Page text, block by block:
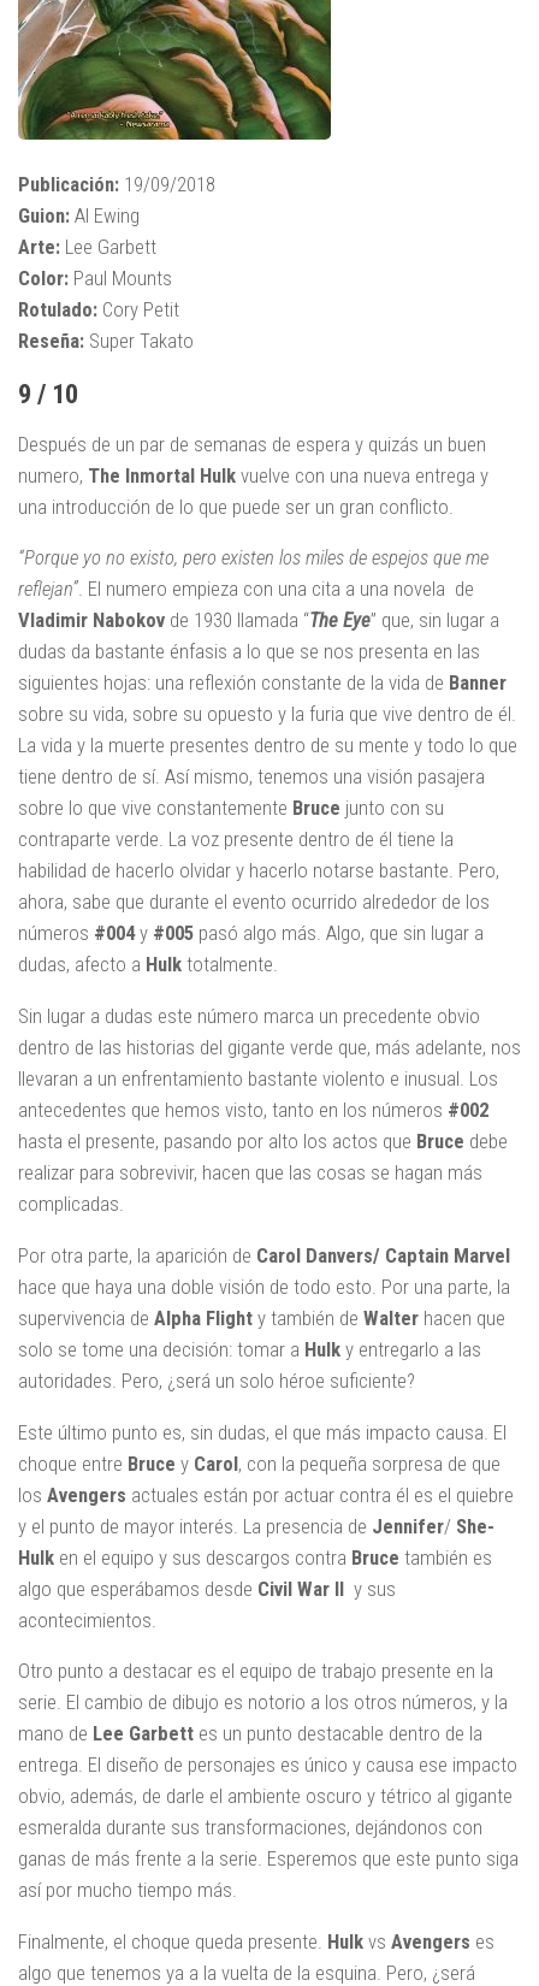
Publicación: 19/09/2018
Guion: Al Ewing
Arte: Lee Garbett
Color: Paul Mounts
Rotulado: Cory Petit
Reseña: Super Takato
9 / 10
Después de un par de semanas de espera y quizás un buen
numero, The Inmortal Hulk vuelve con una nueva entrega y
una introducción de lo que puede ser un gran conflicto.
“Porque yo no existo, pero existen los miles de espejos que me
reflejan”. El numero empieza con una cita a una novela de
Vladimir Nabokov de 1930 llamada “The Eye” que, sin lugar a
dudas da bastante énfasis a lo que se nos presenta en las
siguientes hojas: una reflexión constante de la vida de Banner
sobre su vida, sobre su opuesto y la furia que vive dentro de él.
La vida y la muerte presentes dentro de su mente y todo lo que
tiene dentro de sí. Así mismo, tenemos una visión pasajera
sobre lo que vive constantemente Bruce junto con su
contraparte verde. La voz presente dentro de él tiene la
habilidad de hacerlo olvidar y hacerlo notarse bastante. Pero,
ahora, sabe que durante el evento ocurrido alrededor de los
números #004y #005 pasó algo más. Algo, que sin lugar a
dudas, afecto a Hulk totalmente.
Sin lugar a dudas este número marca un precedente obvio
dentro de las historias del gigante verde que, más adelante, nos
llevaran a un enfrentamiento bastante violento e inusual. Los
antecedentes que hemos visto, tanto en los números #002
hasta el presente, pasando por alto los actos que Bruce debe
realizar para sobrevivir, hacen que las cosas se hagan más
complicadas.
Por otra parte, la aparición de Carol Danvers/ Captain Marvel
hace que haya una doble visión de todo esto. Por una parte, la
supervivencia de Alpha Flight y también de Walter hacen que
solo se tome una decisión: tomar a Hulk y entregarlo a las
autoridades. Pero, ¿será un solo héroe suficiente?
Este último punto es, sin dudas, el que más impacto causa. El
choque entre Bruce y Carol, con la pequeña sorpresa de que
los Avengers actuales están por actuar contra él es el quiebre
y el punto de mayor interés. La presencia de Jennifer/ She-
Hulk en el equipo y sus descargos contra Bruce también es
algo que esperábamos desde Civil War II y sus
acontecimientos.
Otro punto a destacar es el equipo de trabajo presente en la
serie. El cambio de dibujo es notorio a los otros números, y la
mano de Lee Garbett es un punto destacable dentro de la
entrega. El diseño de personajes es único y causa ese impacto
obvio, además, de darle el ambiente oscuro y tétrico al gigante
esmeralda durante sus transformaciones, dejándonos con
ganas de más frente a la serie. Esperemos que este punto siga
así por mucho tiempo más.
Finalmente, el choque queda presente. Hulk vs Avengers es
algo que tenemos ya a la vuelta de la esquina. Pero, ¿será